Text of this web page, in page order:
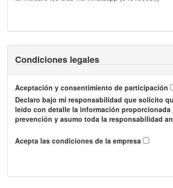
Condiciones legales
Aceptación y consentimiento de participación
Declaro bajo mi responsabilidad que solicito
leído con detalle la información
prevención y asumo toda la responsabilidad
Acepta las condiciones de la empresa